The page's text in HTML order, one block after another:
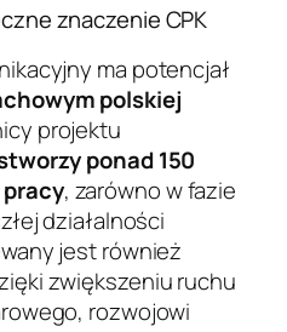
znaczenie CPK
ma potencjał
polskiej
projektu
ponad 150
, zarówno w fazie
działalności
jest również
zwiększeniu ruchu
rozwojowi